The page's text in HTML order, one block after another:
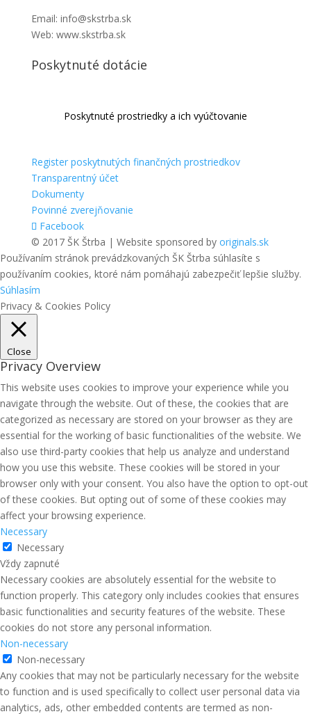
Email: info@skstrba.sk
Web: www.skstrba.sk
Poskytnuté dotácie
Poskytnuté prostriedky a ich vyúčtovanie
Register poskytnutých finančných prostriedkov
Transparentný účet
Dokumenty
Povinné zverejňovanie
Facebook
© 2017 ŠK Štrba | Website sponsored by originals.sk
Používaním stránok prevádzkovaných ŠK Štrba súhlasíte s
používaním cookies, ktoré nám pomáhajú zabezpečiť lepšie služby.
Súhlasím
Privacy & Cookies Policy
Close
Privacy Overview
This website uses cookies to improve your experience while you
navigate through the website. Out of these, the cookies that are
categorized as necessary are stored on your browser as they are
essential for the working of basic functionalities of the website. We
also use third-party cookies that help us analyze and understand
how you use this website. These cookies will be stored in your
browser only with your consent. You also have the option to opt-out
of these cookies. But opting out of some of these cookies may
affect your browsing experience.
Necessary
Necessary
Vždy zapnuté
Necessary cookies are absolutely essential for the website to
function properly. This category only includes cookies that ensures
basic functionalities and security features of the website. These
cookies do not store any personal information.
Non-necessary
Non-necessary
Any cookies that may not be particularly necessary for the website
to function and is used specifically to collect user personal data via
analytics, ads, other embedded contents are termed as non-